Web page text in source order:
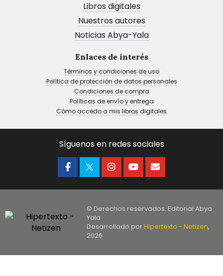
Libros digitales
Nuestros autores
Noticias Abya-Yala
Enlaces de interés
Términos y condiciones de uso
Política de protección de datos personales
Condiciones de compra
Políticas de envío y entrega
Cómo accedo a mis libros digitales
Síguenos en redes sociales
© Derechos reservados. Editorial Abya
Yala
Desarrollado porHipertexto - Netizen,
2026